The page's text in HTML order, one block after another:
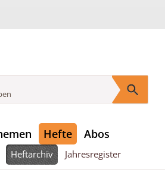
Hefte Abos
Heftarchiv Jahresregister